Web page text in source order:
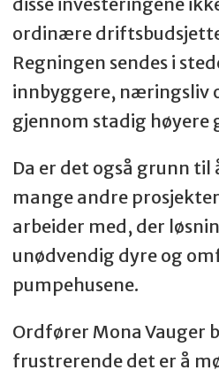
ordinære
Regningen sendes i
innbyggere, næringsliv
gjennom stadig høyere
Da er det også grunn til
mange andre
arbeider med, der
unødvendig dyre og
pumpehusene.
Ordfører Mona Vauger
frustrerende det er å